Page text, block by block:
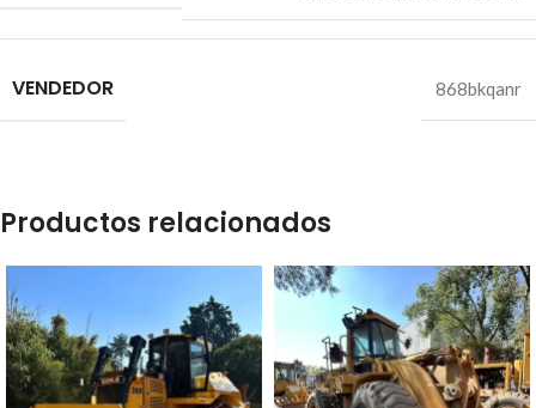
VENDEDOR 868bkqanr
Productos relacionados